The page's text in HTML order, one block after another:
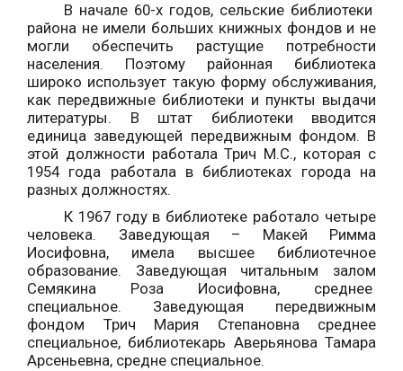
В начале 60-х годов, сельские библиотеки
района не имели больших книжных фондов и не
могли обеспечить растущие потребности
населения. Поэтому районная библиотека
широко использует такую форму обслуживания,
как передвижные библиотеки и пункты выдачи
литературы. В штат библиотеки вводится
единица заведующей передвижным фондом. В
этой должности работала Трич М.С., которая с
1954 года работала в библиотеках города на
разных должностях.
К 1967 году в библиотеке работало четыре
человека. Заведующая – Макей Римма
Иосифовна, имела высшее библиотечное
образование. Заведующая читальным залом
Семякина Роза Иосифовна, среднее
специальное. Заведующая передвижным
фондом Трич Мария Степановна среднее
специальное, библиотекарь Аверьянова Тамара
Арсеньевна, средне специальное.